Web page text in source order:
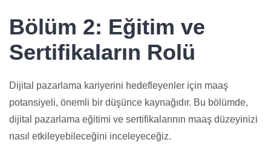
Bölüm 2: Eğitim ve
Sertifikaların Rolü
Dijital pazarlama kariyerini hedefleyenler için maaş
potansiyeli, önemli bir düşünce kaynağıdır. Bu bölümde,
dijital pazarlama eğitimi ve sertifikalarının maaş düzeyinizi
nasıl etkileyebileceğini inceleyeceğiz.